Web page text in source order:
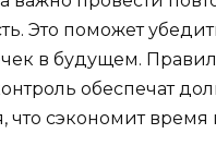
Это поможет
в будущем.
обеспечат
что сэкономит